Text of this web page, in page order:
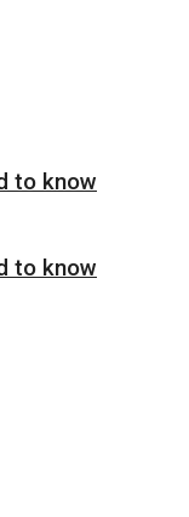
to know
to know